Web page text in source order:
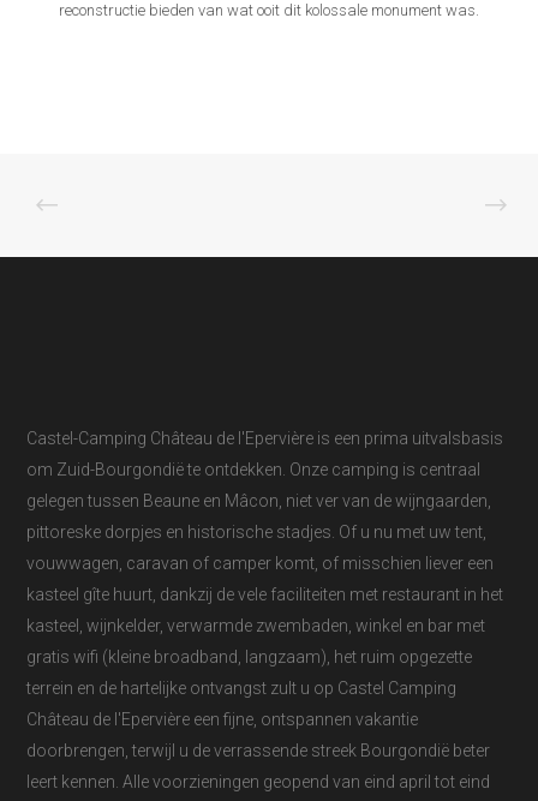
reconstructie bieden van wat ooit dit kolossale monument was.
Castel-Camping Château de l'Epervière is een prima uitvalsbasis
om Zuid-Bourgondië te ontdekken. Onze camping is centraal
gelegen tussen Beaune en Mâcon, niet ver van de wijngaarden,
pittoreske dorpjes en historische stadjes. Of u nu met uw tent,
vouwwagen, caravan of camper komt, of misschien liever een
kasteel gîte huurt, dankzij de vele faciliteiten met restaurant in het
kasteel, wijnkelder, verwarmde zwembaden, winkel en bar met
gratis wifi (kleine broadband, langzaam), het ruim opgezette
terrein en de hartelijke ontvangst zult u op Castel Camping
Château de l'Epervière een fijne, ontspannen vakantie
doorbrengen, terwijl u de verrassende streek Bourgondië beter
leert kennen. Alle voorzieningen geopend van eind april tot eind